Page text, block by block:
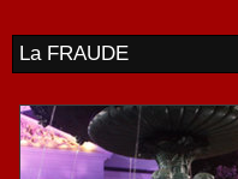
La FRAUDE